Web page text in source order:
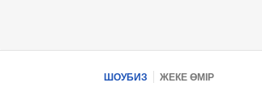
ШОУБИЗ ЖЕКЕ ӨМІР